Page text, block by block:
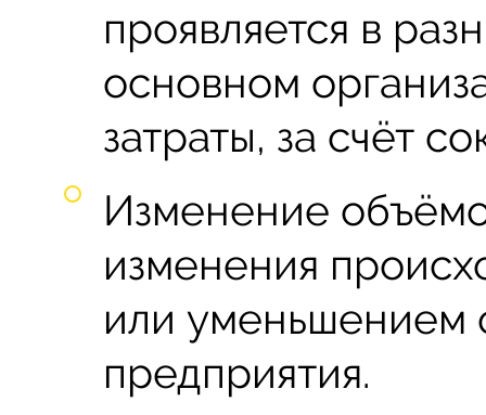
проявляется в
основном
затраты, за счёт
Изменение
изменения
или уменьшением
предприятия.